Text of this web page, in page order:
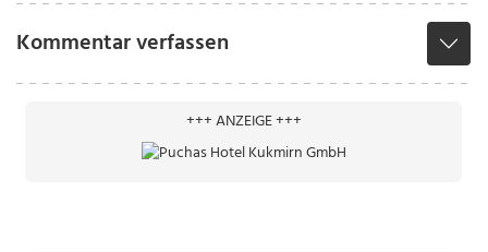
Kommentar verfassen
+++ ANZEIGE +++